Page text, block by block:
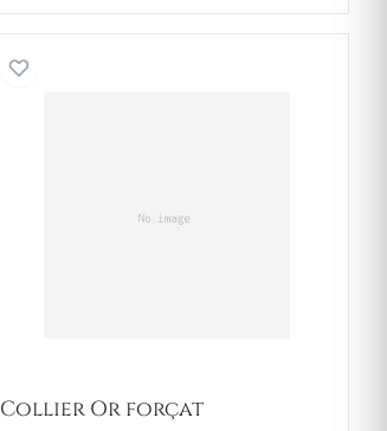
Collier Or forçat